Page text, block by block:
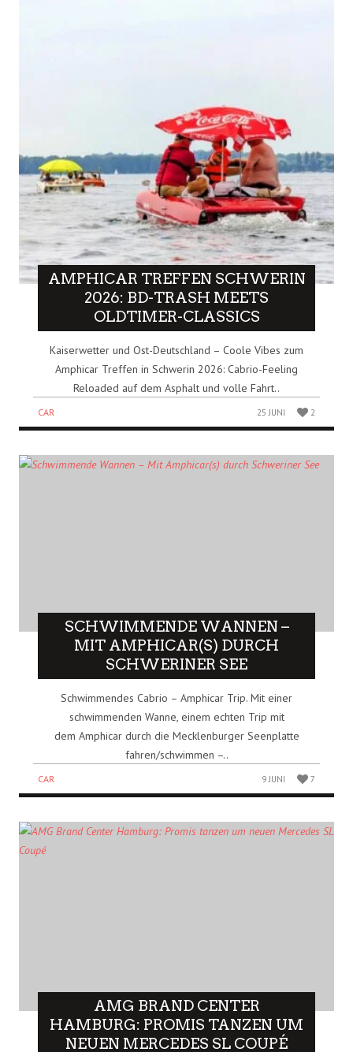
AMPHICAR TREFFEN SCHWERIN
2026: BD-TRASH MEETS
OLDTIMER-CLASSICS
Kaiserwetter und Ost-Deutschland – Coole Vibes zum
Amphicar Treffen in Schwerin 2026: Cabrio-Feeling
Reloaded auf dem Asphalt und volle Fahrt..
CAR 25 JUNI 2
SCHWIMMENDE WANNEN –
MIT AMPHICAR(S) DURCH
SCHWERINER SEE
Schwimmendes Cabrio – Amphicar Trip. Mit einer
schwimmenden Wanne, einem echten Trip mit
dem Amphicar durch die Mecklenburger Seenplatte
fahren/schwimmen –..
CAR 9 JUNI 7
AMG BRAND CENTER
HAMBURG: PROMIS TANZEN UM
NEUEN MERCEDES SL COUPÉ